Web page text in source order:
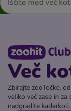
izdelkov
Več
Zbirajte zooTočke,
veliko več zase in za
nadgradite kadarkoli.